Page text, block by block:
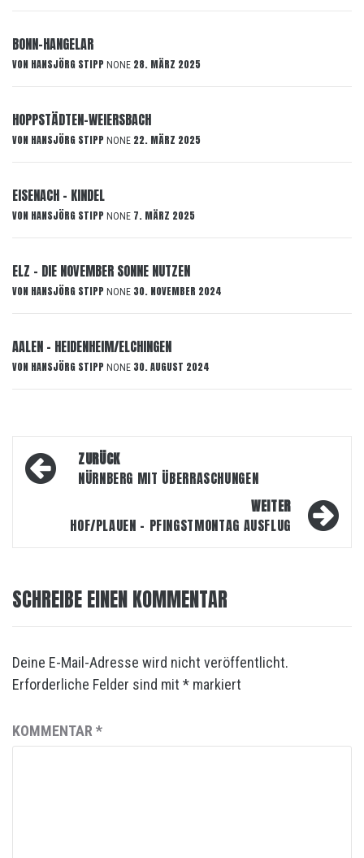
BONN-HANGELAR
VON HANSJÖRG STIPP NONE 28. MÄRZ 2025
HOPPSTÄDTEN-WEIERSBACH
VON HANSJÖRG STIPP NONE 22. MÄRZ 2025
EISENACH – KINDEL
VON HANSJÖRG STIPP NONE 7. MÄRZ 2025
ELZ – DIE NOVEMBER SONNE NUTZEN
VON HANSJÖRG STIPP NONE 30. NOVEMBER 2024
AALEN – HEIDENHEIM/ELCHINGEN
VON HANSJÖRG STIPP NONE 30. AUGUST 2024
Beitragsnavigation
ZURÜCK
NÜRNBERG MIT ÜBERRASCHUNGEN
WEITER
HOF/PLAUEN – PFINGSTMONTAG AUSFLUG
SCHREIBE EINEN KOMMENTAR
Deine E-Mail-Adresse wird nicht veröffentlicht.
Erforderliche Felder sind mit * markiert
KOMMENTAR *